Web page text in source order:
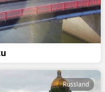
Russland